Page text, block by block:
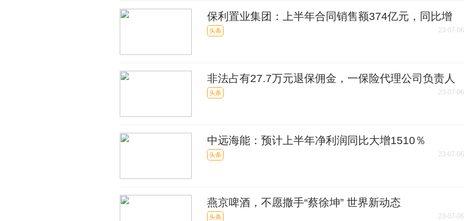
保利置业集团：上半年合同销售额374亿元，同比增
127％
头条 23-07-06
非法占有27.7万元退保佣金，一保险代理公司负责人
被判刑
头条 23-07-06
中远海能：预计上半年净利润同比大增1510％
头条 23-07-06
燕京啤酒，不愿撒手“蔡徐坤” 世界新动态
头条 23-07-06